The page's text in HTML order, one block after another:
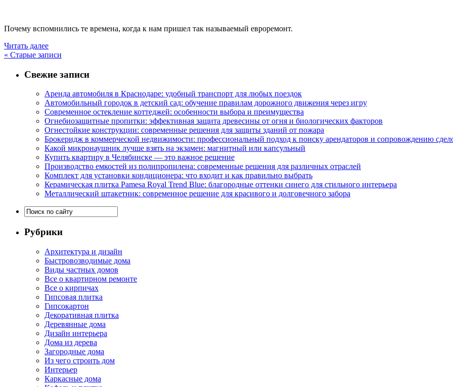
Почему вспомнились те времена, когда к нам пришел так называемый евроремонт.
Читать далее
« Старые записи
Свежие записи
Аренда автомобиля в Краснодаре: удобный транспорт для любых поездок
Автомобильный городок в детский сад: обучение правилам дорожного движения через игру
Современное остекление коттеджей: особенности выбора и преимущества
Огнебиозащитные пропитки: эффективная защита древесины от огня и биологических факторов
Огнестойкие конструкции: современные решения для защиты зданий от пожара
Брокеридж в коммерческой недвижимости: профессиональный подход к поиску арендаторов и сопровождению
Какой микронаушник лучше взять на экзамен: магнитный или капсульный
Купить квартиру в Челябинске — это важное решение
Производство емкостей из полипропилена: современные решения для различных отраслей
Комплект для установки кондиционера: что входит и как правильно выбрать
Керамическая плитка Pamesa Royal Trend Blue: благородные оттенки синего для стильного интерьера
Металлический штакетник: современное решение для красивого и долговечного забора
Рубрики
Архитектура и дизайн
Быстровозводимые дома
Виды частных домов
Все о квартирном ремонте
Все о кирпичах
Гипсовая плитка
Гипсокартон
Декоративная плитка
Деревянные дома
Дизайн интерьера
Дома из дерева
Загородные дома
Из чего строить дом
Интерьер
Каркасные дома